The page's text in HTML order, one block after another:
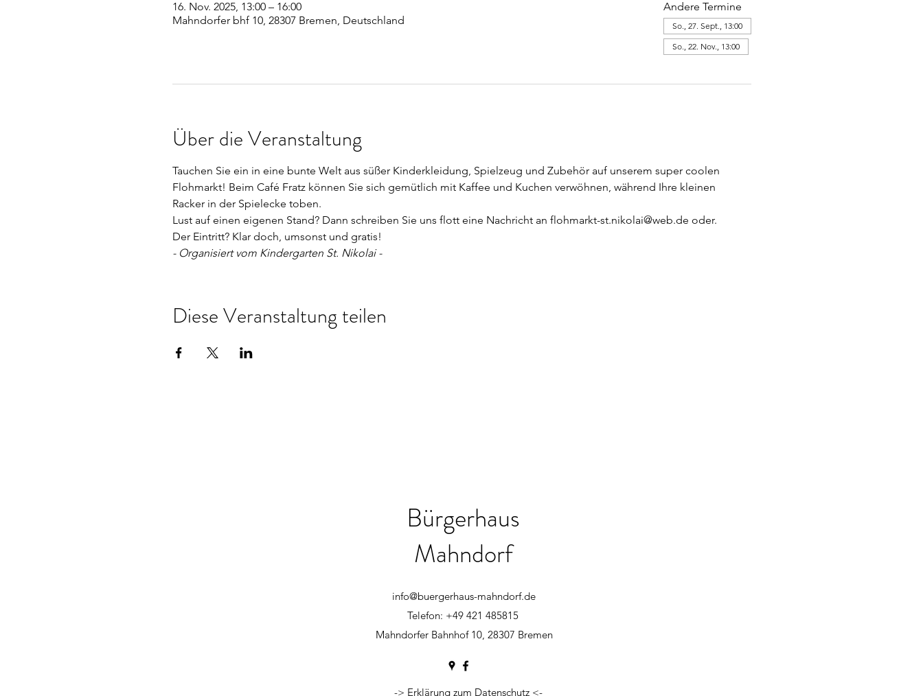
16. Nov. 2025, 13:00 – 16:00
Mahndorfer bhf 10, 28307 Bremen, Deutschland
Andere Termine
So., 27. Sept., 13:00
So., 22. Nov., 13:00
Über die Veranstaltung
Tauchen Sie ein in eine bunte Welt aus süßer Kinderkleidung, Spielzeug und Zubehör auf unserem super coolen
Flohmarkt! Beim Café Fratz können Sie sich gemütlich mit Kaffee und Kuchen verwöhnen, während Ihre kleinen
Racker in der Spielecke toben.
Lust auf einen eigenen Stand? Dann schreiben Sie uns flott eine Nachricht an flohmarkt-st.nikolai@web.de oder.
Der Eintritt? Klar doch, umsonst und gratis!
- Organisiert vom Kindergarten St. Nikolai -
Diese Veranstaltung teilen
Bürgerhaus
Mahndorf
info@buergerhaus-mahndorf.de
Telefon: +49 421 485815
Mahndorfer Bahnhof 10, 28307 Bremen
-> Erklärung zum Datenschutz <-